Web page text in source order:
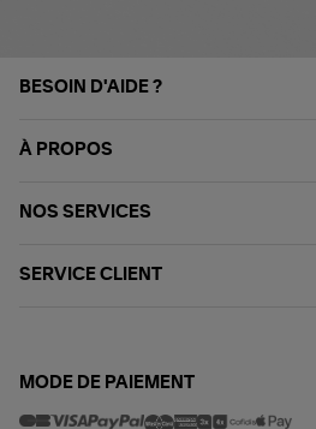
BESOIN D'AIDE ?
À PROPOS
NOS SERVICES
SERVICE CLIENT
MODE DE PAIEMENT